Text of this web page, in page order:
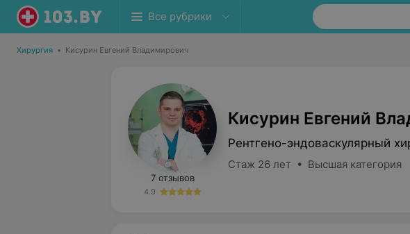
Все рубрики
Хирургия • Кисурин Евгений Владимирович
7 отзывов
4.9
Кисурин Евгений
Рентгено-эндоваскулярный
Стаж 26 лет • Высшая категория